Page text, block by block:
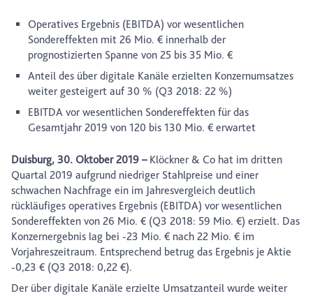
Operatives Ergebnis (EBITDA) vor wesentlichen
Sondereffekten mit 26 Mio. € innerhalb der
prognostizierten Spanne von 25 bis 35 Mio. €
Anteil des über digitale Kanäle erzielten Konzernumsatzes
weiter gesteigert auf 30 % (Q3 2018: 22 %)
EBITDA vor wesentlichen Sondereffekten für das
Gesamtjahr 2019 von 120 bis 130 Mio. € erwartet
Duisburg, 30. Oktober 2019 –Klöckner & Co hat im dritten
Quartal 2019 aufgrund niedriger Stahlpreise und einer
schwachen Nachfrage ein im Jahresvergleich deutlich
rückläufiges operatives Ergebnis (EBITDA) vor wesentlichen
Sondereffekten von 26 Mio. € (Q3 2018: 59 Mio. €) erzielt. Das
Konzernergebnis lag bei -23 Mio. € nach 22 Mio. € im
Vorjahreszeitraum. Entsprechend betrug das Ergebnis je Aktie
-0,23 € (Q3 2018: 0,22 €).
Der über digitale Kanäle erzielte Umsatzanteil wurde weiter